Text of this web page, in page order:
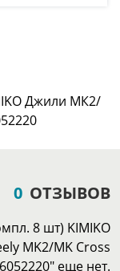
Джили МК2/
0 ОТЗЫВОВ
8 шт) KIMIKO
MK2/MK Cross
еще нет.